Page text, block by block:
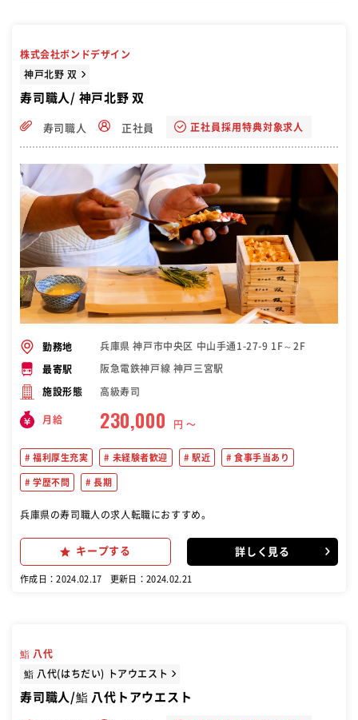
株式会社ボンドデザイン
神戸北野 双
寿司職人/ 神戸北野 双
寿司職人 正社員 正社員採用特典対象求人
勤務地 兵庫県 神戸市中央区 中山手通1-27-9 1F～2F
最寄駅 阪急電鉄神戸線 神戸三宮駅
施設形態 高級寿司
月給 230,000 円 〜
福利厚生充実 未経験者歓迎 駅近 食事手当あり
学歴不問 長期
兵庫県の寿司職人の求人転職におすすめ。
キープする 詳しく見る
作成日：2024.02.17 更新日：2024.02.21
鮨 八代
鮨 八代(はちだい) トアウエスト
寿司職人/鮨 八代トアウエスト